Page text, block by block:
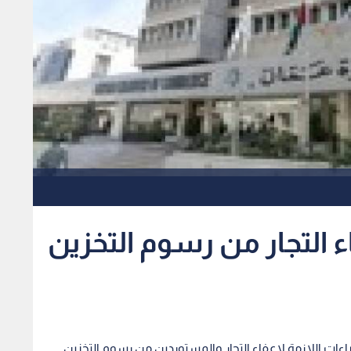
التجار من رسوم التخزين
اللازمة لإعفاء التجار والمستوردين من رسوم التخزين